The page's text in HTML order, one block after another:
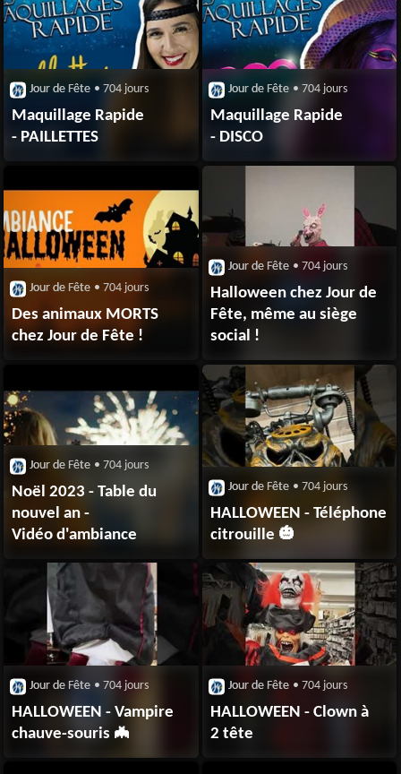
Jour de Fête • 704 jours
Maquillage Rapide
- PAILLETTES
Jour de Fête • 704 jours
Maquillage Rapide
- DISCO
Jour de Fête • 704 jours
Des animaux MORTS
chez Jour de Fête !
Jour de Fête • 704 jours
Halloween chez Jour de
Fête, même au siège
social !
Jour de Fête • 704 jours
Noël 2023 - Table du
nouvel an -
Vidéo d'ambiance
Jour de Fête • 704 jours
HALLOWEEN - Téléphone
citrouille 🎃
Jour de Fête • 704 jours
HALLOWEEN - Vampire
chauve-souris 🦇
Jour de Fête • 704 jours
HALLOWEEN - Clown à
2 tête